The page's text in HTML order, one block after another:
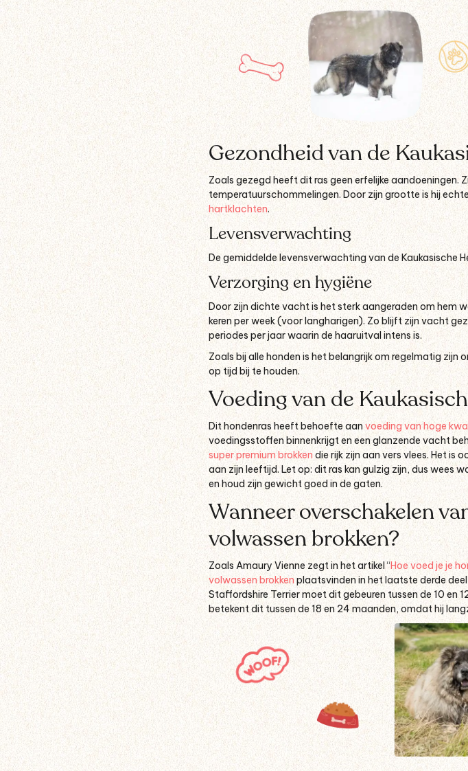
Gezondheid van de
Zoals gezegd heeft dit ras geen erfelijke aandoeningen.
temperatuurschommelingen. Door zijn grootte is hij
hartklachten.
Levensverwachting
De gemiddelde levensverwachting van de Kaukasische
Verzorging en hygiëne
Door zijn dichte vacht is het sterk aangeraden om hem
keren per week (voor langharigen). Zo blijft zijn vacht
periodes per jaar waarin de haaruitval intens is.
Zoals bij alle honden is het belangrijk om regelmatig zijn
op tijd bij te houden.
Voeding van de
Dit hondenras heeft behoefte aan voeding van hoge
voedingsstoffen binnenkrijgt en een glanzende vacht
super premium brokken die rijk zijn aan vers vlees. Het is
aan zijn leeftijd. Let op: dit ras kan gulzig zijn, dus wees
en houd zijn gewicht goed in de gaten.
Wanneer overschakelen
volwassen brokken?
Zoals Amaury Vienne zegt in het artikel “Hoe voed je je
volwassen brokkenplaatsvinden in het laatste derde
Staffordshire Terrier moet dit gebeuren tussen de 10 en
betekent dit tussen de 18 en 24 maanden, omdat hij